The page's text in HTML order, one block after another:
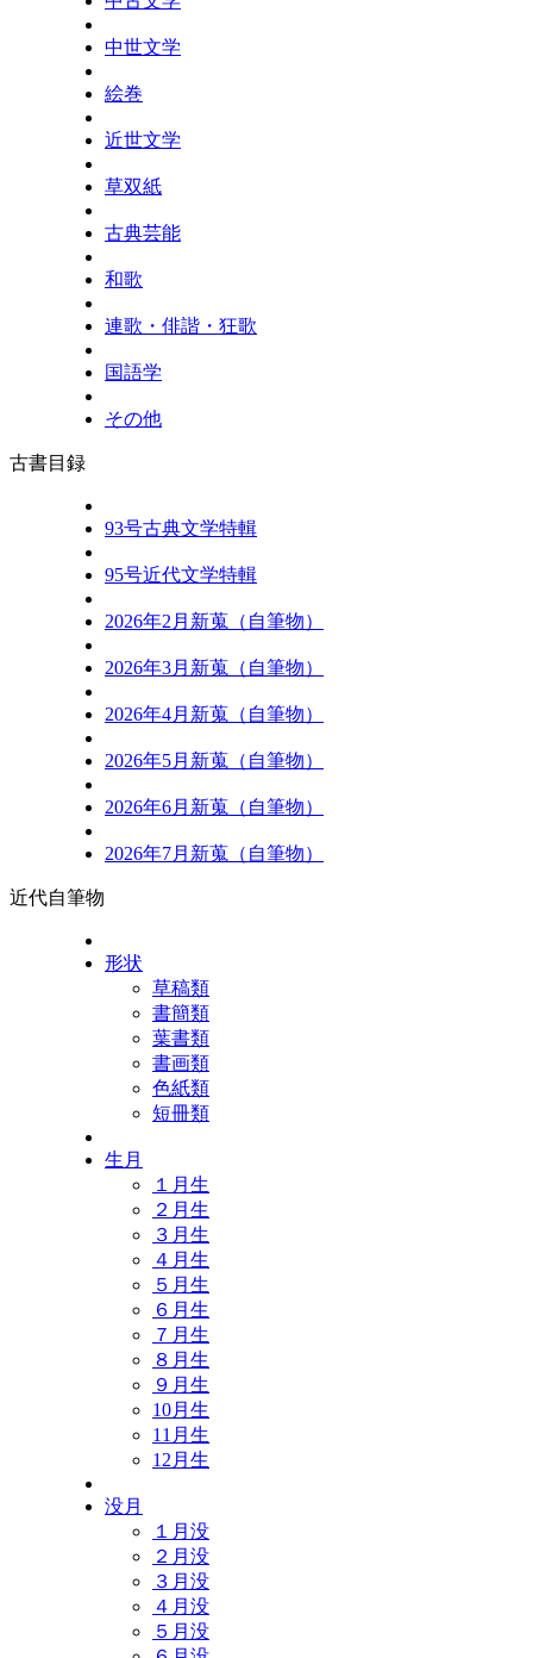
中世文学
絵巻
近世文学
草双紙
古典芸能
和歌
連歌・俳諧・狂歌
国語学
その他
古書目録
93号古典文学特輯
95号近代文学特輯
2026年2月新蒐（自筆物）
2026年3月新蒐（自筆物）
2026年4月新蒐（自筆物）
2026年5月新蒐（自筆物）
2026年6月新蒐（自筆物）
2026年7月新蒐（自筆物）
近代自筆物
形状
草稿類
書簡類
葉書類
書画類
色紙類
短冊類
生月
１月生
２月生
３月生
４月生
５月生
６月生
７月生
８月生
９月生
10月生
11月生
12月生
没月
１月没
２月没
３月没
４月没
５月没